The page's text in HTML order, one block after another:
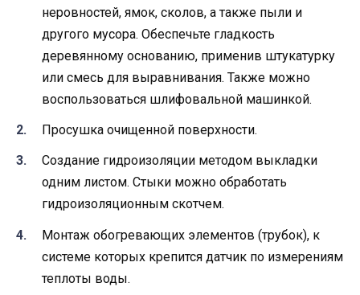
неровностей, ямок, сколов, а также пыли и
другого мусора. Обеспечьте гладкость
деревянному основанию, применив штукатурку
или смесь для выравнивания. Также можно
воспользоваться шлифовальной машинкой.
Просушка очищенной поверхности.
Создание гидроизоляции методом выкладки
одним листом. Стыки можно обработать
гидроизоляционным скотчем.
Монтаж обогревающих элементов (трубок), к
системе которых крепится датчик по измерениям
теплоты воды.